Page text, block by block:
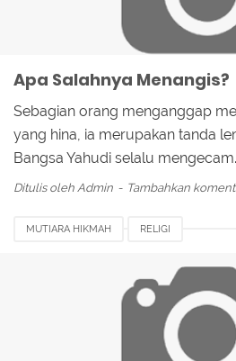
Apa Salahnya Menangis?
Sebagian orang menganggap
yang hina, ia merupakan tanda
Bangsa Yahudi selalu
Ditulis oleh Admin Tambahkan
MUTIARA HIKMAH RELIGI